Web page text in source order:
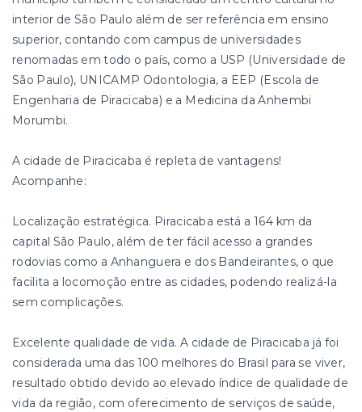
interior de São Paulo além de ser referência em ensino
superior, contando com campus de universidades
renomadas em todo o país, como a USP (Universidade de
São Paulo), UNICAMP Odontologia, a EEP (Escola de
Engenharia de Piracicaba) e a Medicina da Anhembi
Morumbi.
A cidade de Piracicaba é repleta de vantagens!
Acompanhe:
Localização estratégica. Piracicaba está a 164 km da
capital São Paulo, além de ter fácil acesso a grandes
rodovias como a Anhanguera e dos Bandeirantes, o que
facilita a locomoção entre as cidades, podendo realizá-la
sem complicações.
Excelente qualidade de vida. A cidade de Piracicaba já foi
considerada uma das 100 melhores do Brasil para se viver,
resultado obtido devido ao elevado índice de qualidade de
vida da região, com oferecimento de serviços de saúde,